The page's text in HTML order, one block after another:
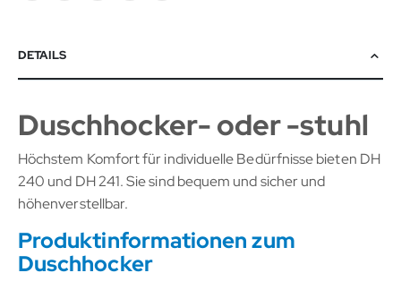
DETAILS
Duschhocker- oder -stuhl
Höchstem Komfort für individuelle Bedürfnisse bieten DH
240 und DH 241. Sie sind bequem und sicher und
höhenverstellbar.
Produktinformationen zum
Duschhocker